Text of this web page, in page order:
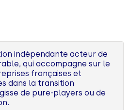
indépendante acteur de
qui accompagne sur le
françaises et
dans la transition
de pure-players ou de